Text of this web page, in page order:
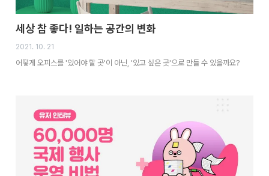
세상 참 좋다! 일하는 공간의 변화
2021. 10. 21
어떻게 오피스를 '있어야 할 곳'이 아닌, '있고 싶은 곳'으로 만들 수 있을까요?